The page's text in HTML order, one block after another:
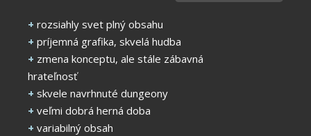
+ rozsiahly svet plný obsahu
+ príjemná grafika, skvelá hudba
+ zmena konceptu, ale stále zábavná
hrateľnosť
+ skvele navrhnuté dungeony
+ veľmi dobrá herná doba
+ variabilný obsah